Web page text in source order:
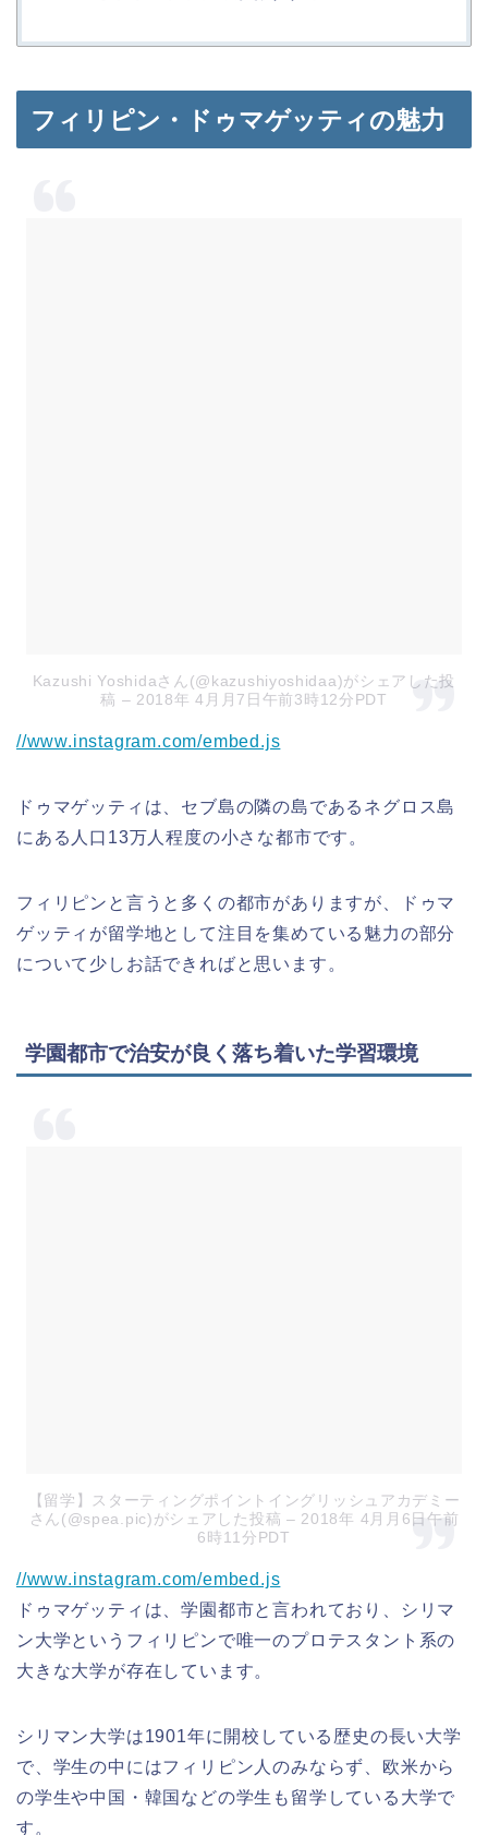
フィリピン・ドゥマゲッティの魅力
Kazushi Yoshidaさん(@kazushiyoshidaa)がシェアした投
稿 – 2018年 4月月7日午前3時12分PDT
//www.instagram.com/embed.js
ドゥマゲッティは、セブ島の隣の島であるネグロス島
にある人口13万人程度の小さな都市です。
フィリピンと言うと多くの都市がありますが、ドゥマ
ゲッティが留学地として注目を集めている魅力の部分
について少しお話できればと思います。
学園都市で治安が良く落ち着いた学習環境
【留学】スターティングポイントイングリッシュアカデミー
さん(@spea.pic)がシェアした投稿 – 2018年 4月月6日午前
6時11分PDT
//www.instagram.com/embed.js
ドゥマゲッティは、学園都市と言われており、シリマ
ン大学というフィリピンで唯一のプロテスタント系の
大きな大学が存在しています。
シリマン大学は1901年に開校している歴史の長い大学
で、学生の中にはフィリピン人のみならず、欧米から
の学生や中国・韓国などの学生も留学している大学で
す。